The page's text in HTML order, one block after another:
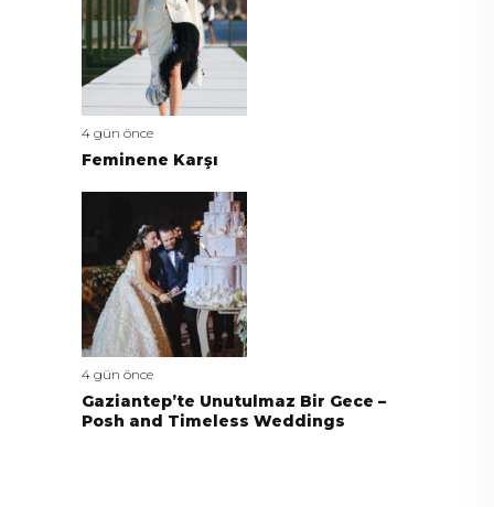
4 gün önce
Feminene Karşı
4 gün önce
Gaziantep’te Unutulmaz Bir Gece –
Posh and Timeless Weddings